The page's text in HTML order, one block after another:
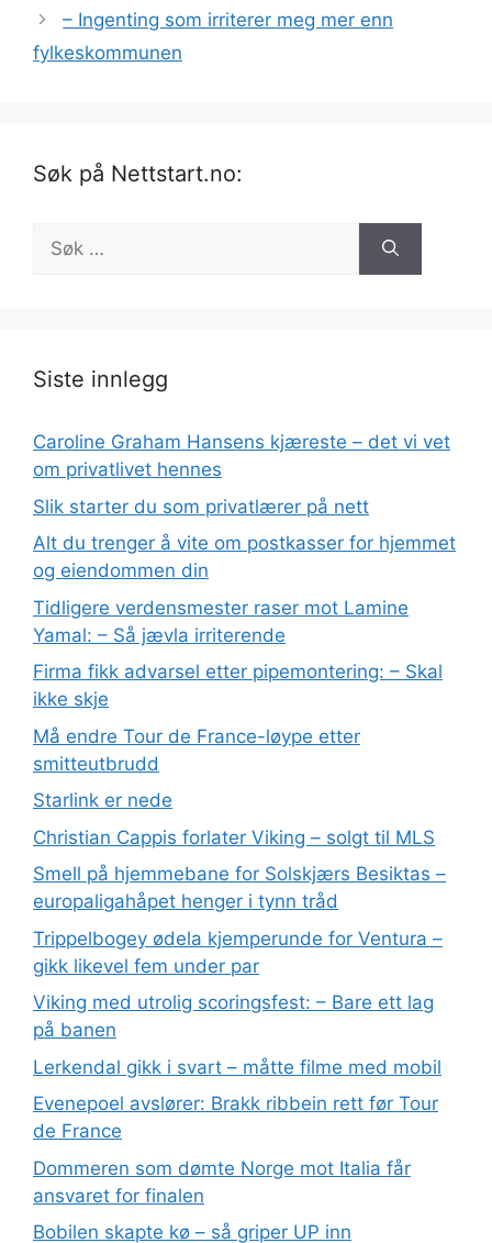
– Ingenting som irriterer meg mer enn
fylkeskommunen
Søk på Nettstart.no:
Søk
etter:
Siste innlegg
Caroline Graham Hansens kjæreste – det vi vet
om privatlivet hennes
Slik starter du som privatlærer på nett
Alt du trenger å vite om postkasser for hjemmet
og eiendommen din
Tidligere verdensmester raser mot Lamine
Yamal: – Så jævla irriterende
Firma fikk advarsel etter pipemontering: – Skal
ikke skje
Må endre Tour de France-løype etter
smitteutbrudd
Starlink er nede
Christian Cappis forlater Viking – solgt til MLS
Smell på hjemmebane for Solskjærs Besiktas –
europaligahåpet henger i tynn tråd
Trippelbogey ødela kjemperunde for Ventura –
gikk likevel fem under par
Viking med utrolig scoringsfest: – Bare ett lag
på banen
Lerkendal gikk i svart – måtte filme med mobil
Evenepoel avslører: Brakk ribbein rett før Tour
de France
Dommeren som dømte Norge mot Italia får
ansvaret for finalen
Bobilen skapte kø – så griper UP inn